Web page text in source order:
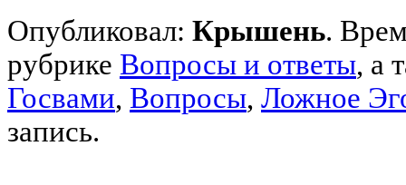
Опубликовал: Крышень.
рубрике Вопросы и ответы, а
Госвами, Вопросы, Ложное
запись.